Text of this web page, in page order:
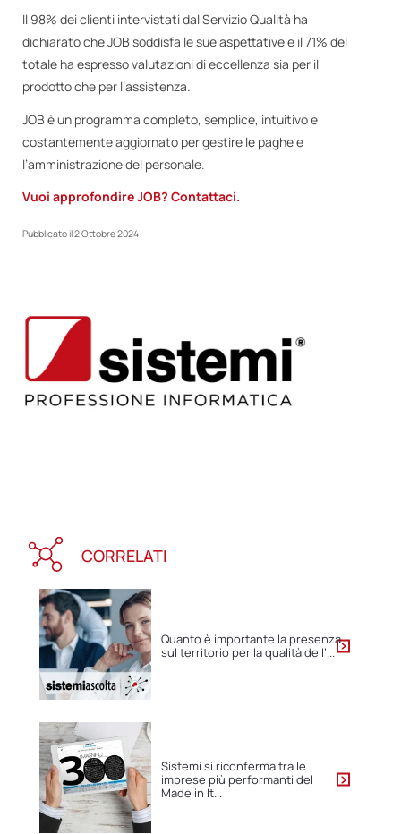
Il 98% dei clienti intervistati dal Servizio Qualità ha
dichiarato che JOB soddisfa le sue aspettative e il 71% del
totale ha espresso valutazioni di eccellenza sia per il
prodotto che per l’assistenza.
JOB è un programma completo, semplice, intuitivo e
costantemente aggiornato per gestire le paghe e
l’amministrazione del personale.
Vuoi approfondire JOB? Contattaci.
Pubblicato il2 Ottobre 2024
CORRELATI
Quanto è importante la presenza
sul territorio per la qualità dell’...
Sistemi si riconferma tra le
imprese più performanti del
Made in It...